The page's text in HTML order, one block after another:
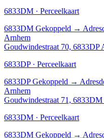
6833DM · Perceelkaart
6833DM Gekoppeld →
Arnhem
Goudwindestraat 70, 6833DP
6833DP · Perceelkaart
6833DP Gekoppeld →
Arnhem
Goudwindestraat 71,
6833DM · Perceelkaart
6833DM Gekoppeld →